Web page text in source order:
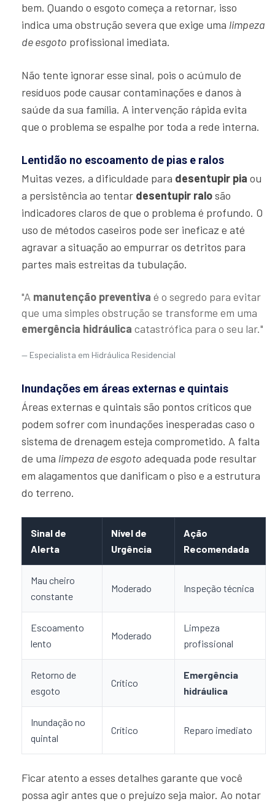
bem. Quando o esgoto começa a retornar, isso
indica uma obstrução severa que exige uma limpeza
de esgoto profissional imediata.
Não tente ignorar esse sinal, pois o acúmulo de
resíduos pode causar contaminações e danos à
saúde da sua família. A intervenção rápida evita
que o problema se espalhe por toda a rede interna.
Lentidão no escoamento de pias e ralos
Muitas vezes, a dificuldade para desentupir pia ou
a persistência ao tentar desentupir ralosão
indicadores claros de que o problema é profundo. O
uso de métodos caseiros pode ser ineficaz e até
agravar a situação ao empurrar os detritos para
partes mais estreitas da tubulação.
"A manutenção preventiva é o segredo para evitar
que uma simples obstrução se transforme em uma
emergência hidráulica catastrófica para o seu lar."
Especialista em Hidráulica Residencial
Inundações em áreas externas e quintais
Áreas externas e quintais são pontos críticos que
podem sofrer com inundações inesperadas caso o
sistema de drenagem esteja comprometido. A falta
de uma limpeza de esgoto adequada pode resultar
em alagamentos que danificam o piso e a estrutura
do terreno.
Sinal de
Alerta
Nível de
Urgência
Ação
Recomendada
Mau cheiro
constante
Moderado Inspeção técnica
Escoamento
lento
Moderado
Limpeza
profissional
Retorno de
esgoto
Crítico
Emergência
hidráulica
Inundação no
quintal
Crítico Reparo imediato
Ficar atento a esses detalhes garante que você
possa agir antes que o prejuízo seja maior. Ao notar